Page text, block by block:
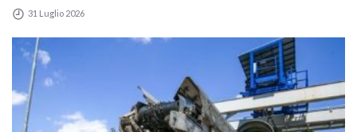
31 Luglio 2026